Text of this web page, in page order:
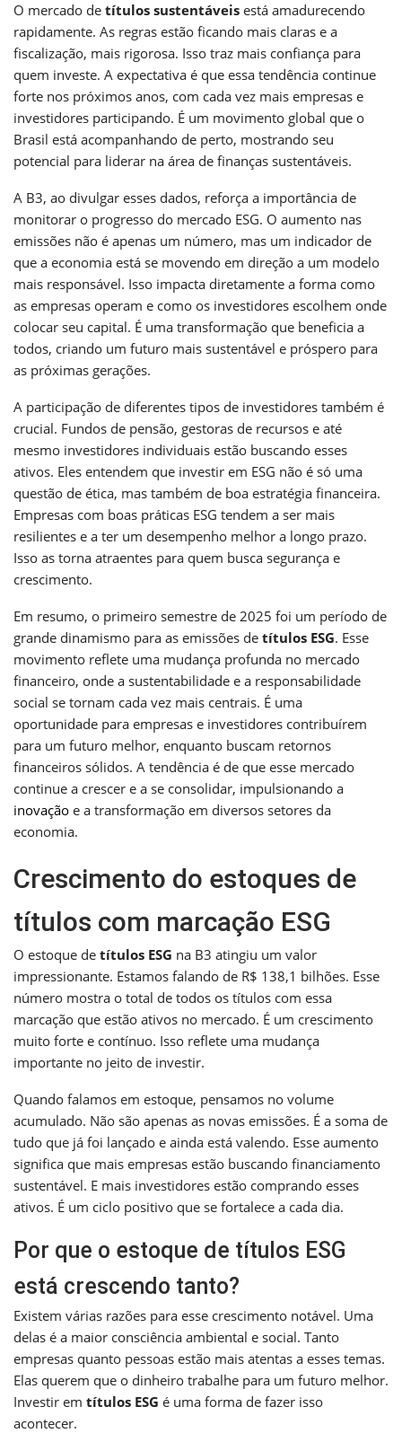
O mercado de títulos sustentáveis está amadurecendo
rapidamente. As regras estão ficando mais claras e a
fiscalização, mais rigorosa. Isso traz mais confiança para
quem investe. A expectativa é que essa tendência continue
forte nos próximos anos, com cada vez mais empresas e
investidores participando. É um movimento global que o
Brasil está acompanhando de perto, mostrando seu
potencial para liderar na área de finanças sustentáveis.
A B3, ao divulgar esses dados, reforça a importância de
monitorar o progresso do mercado ESG. O aumento nas
emissões não é apenas um número, mas um indicador de
que a economia está se movendo em direção a um modelo
mais responsável. Isso impacta diretamente a forma como
as empresas operam e como os investidores escolhem onde
colocar seu capital. É uma transformação que beneficia a
todos, criando um futuro mais sustentável e próspero para
as próximas gerações.
A participação de diferentes tipos de investidores também é
crucial. Fundos de pensão, gestoras de recursos e até
mesmo investidores individuais estão buscando esses
ativos. Eles entendem que investir em ESG não é só uma
questão de ética, mas também de boa estratégia financeira.
Empresas com boas práticas ESG tendem a ser mais
resilientes e a ter um desempenho melhor a longo prazo.
Isso as torna atraentes para quem busca segurança e
crescimento.
Em resumo, o primeiro semestre de 2025 foi um período de
grande dinamismo para as emissões de títulos ESG. Esse
movimento reflete uma mudança profunda no mercado
financeiro, onde a sustentabilidade e a responsabilidade
social se tornam cada vez mais centrais. É uma
oportunidade para empresas e investidores contribuírem
para um futuro melhor, enquanto buscam retornos
financeiros sólidos. A tendência é de que esse mercado
continue a crescer e a se consolidar, impulsionando a
inovação e a transformação em diversos setores da
economia.
Crescimento do estoques de
títulos com marcação ESG
O estoque de títulos ESG na B3 atingiu um valor
impressionante. Estamos falando de R$ 138,1 bilhões. Esse
número mostra o total de todos os títulos com essa
marcação que estão ativos no mercado. É um crescimento
muito forte e contínuo. Isso reflete uma mudança
importante no jeito de investir.
Quando falamos em estoque, pensamos no volume
acumulado. Não são apenas as novas emissões. É a soma de
tudo que já foi lançado e ainda está valendo. Esse aumento
significa que mais empresas estão buscando financiamento
sustentável. E mais investidores estão comprando esses
ativos. É um ciclo positivo que se fortalece a cada dia.
Por que o estoque de títulos ESG
está crescendo tanto?
Existem várias razões para esse crescimento notável. Uma
delas é a maior consciência ambiental e social. Tanto
empresas quanto pessoas estão mais atentas a esses temas.
Elas querem que o dinheiro trabalhe para um futuro melhor.
Investir em títulos ESG é uma forma de fazer isso
acontecer.